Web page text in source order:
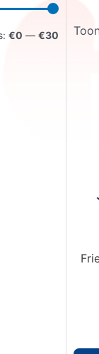
€0 — €30